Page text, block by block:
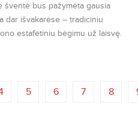
šventė bus pažymėta gausia
dar išvakarėse – tradiciniu
estafetiniu bėgimu už laisvę.
5 6 7 8